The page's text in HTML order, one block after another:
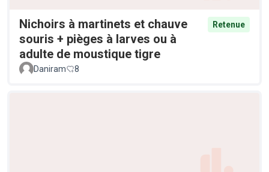
Nichoirs à martinets et chauve
souris + pièges à larves ou à
adulte de moustique tigre
Retenue
Daniram 8